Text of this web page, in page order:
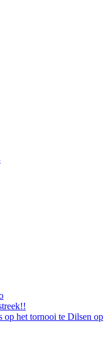
op het tornooi te Dilsen op